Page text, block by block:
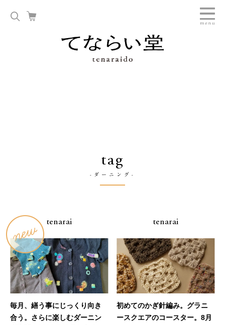
tag
-ダーニング-
tenarai
毎月、繕う事にじっくり向き
合う。さらに楽しむダーニン
tenarai
初めてのかぎ針編み。グラニ
ースクエアのコースター。8月